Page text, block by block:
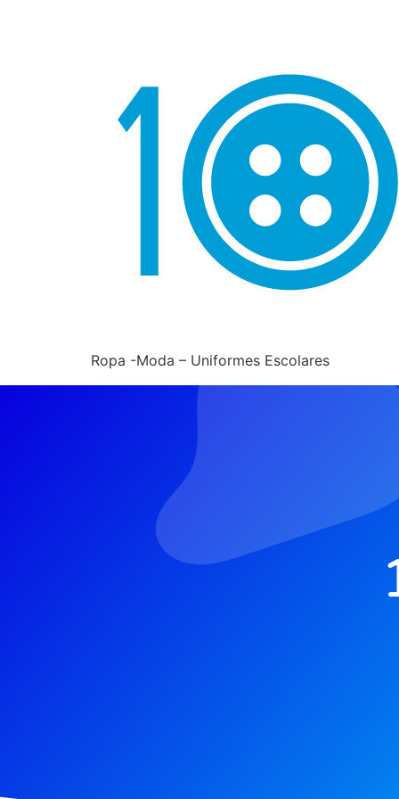
Ropa -Moda – Uniformes Escolares